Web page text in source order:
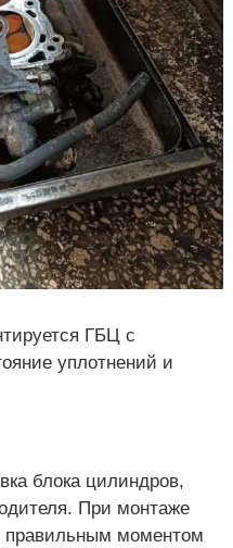
ГБЦ с
уплотнений и
блока цилиндров,
При монтаже
правильным моментом